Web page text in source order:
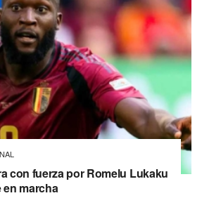
con fuerza por Romelu Lukaku
en marcha